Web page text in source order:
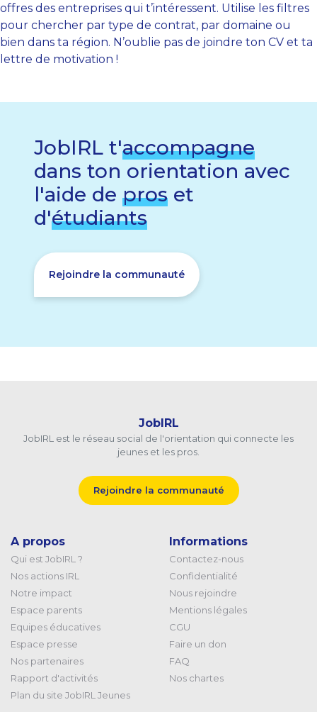
offres des entreprises qui t’intéressent. Utilise les filtres
pour chercher par type de contrat, par domaine ou
bien dans ta région. N’oublie pas de joindre ton CV et ta
lettre de motivation !
JobIRL t'accompagne
dans ton orientation avec
l'aide de pros et
d'étudiants
Rejoindre la communauté
JobIRL
JobIRL est le réseau social de l'orientation qui connecte les
jeunes et les pros.
Rejoindre la communauté
A propos
Qui est JobIRL ?
Nos actions IRL
Notre impact
Espace parents
Equipes éducatives
Espace presse
Nos partenaires
Rapport d'activités
Plan du site JobIRL Jeunes
Informations
Contactez-nous
Confidentialité
Nous rejoindre
Mentions légales
CGU
Faire un don
FAQ
Nos chartes